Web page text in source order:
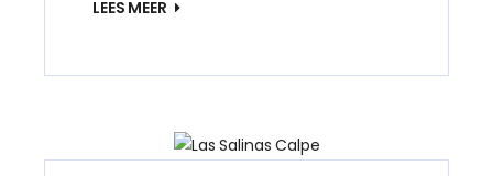
LEES MEER